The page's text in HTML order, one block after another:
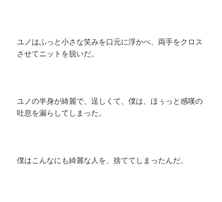
ユノはふっと小さな笑みを口元に浮かべ、両手をクロス
させてニットを脱いだ。
ユノの半身が綺麗で、逞しくて、僕は、ほぅっと感嘆の
吐息を漏らしてしまった。
僕はこんなにも綺麗な人を、捨ててしまったんだ。